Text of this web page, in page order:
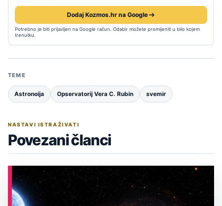
Dodaj Kozmos.hr na Google
Potrebno je biti prijavljen na Google račun. Odabir možete promijeniti u bilo kojem
trenutku.
TEME
Astronoija Opservatorij Vera C. Rubin svemir
NASTAVI ISTRAŽIVATI
Povezani članci